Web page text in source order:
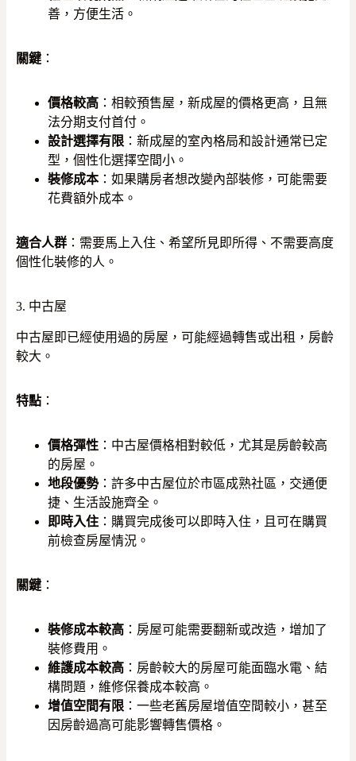
善，方便生活。
關鍵 ：
價格較高 ：相較預售屋，新成屋的價格更高，且無
法分期支付首付。
設計選擇有限 ：新成屋的室內格局和設計通常已定
型，個性化選擇空間小。
裝修成本：如果購房者想改變內部裝修，可能需要
花費額外成本。
適合人群 ：需要馬上入住、希望所見即所得、不需要高度
個性化裝修的人。
3. 中古屋
中古屋即已經使用過的房屋，可能經過轉售或出租，房齡
較大。
特點 ：
價格彈性 ：中古屋價格相對較低，尤其是房齡較高
的房屋。
地段優勢：許多中古屋位於市區成熟社區，交通便
捷、生活設施齊全。
即時入住 ：購買完成後可以即時入住，且可在購買
前檢查房屋情況。
關鍵 ：
裝修成本較高 ：房屋可能需要翻新或改造，增加了
裝修費用。
維護成本較高 ：房齡較大的房屋可能面臨水電、結
構問題，維修保養成本較高。
增值空間有限 ：一些老舊房屋增值空間較小，甚至
因房齡過高可能影響轉售價格。